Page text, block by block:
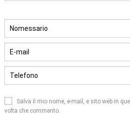
Salva il mio nome, e-mail, e sito web in
volta che commento.